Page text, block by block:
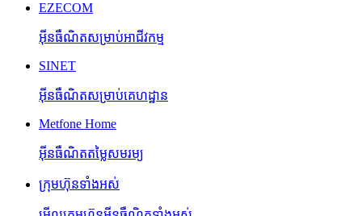
EZECOM
អ៊ីនធឺណិតសម្រាប់អាជីវកម្ម
SINET
អ៊ីនធឺណិតសម្រាប់គេហដ្ឋាន
Metfone Home
អ៊ីនធឺណិតតម្លៃសមរម្យ
ក្រុមហ៊ុនទាំងអស់